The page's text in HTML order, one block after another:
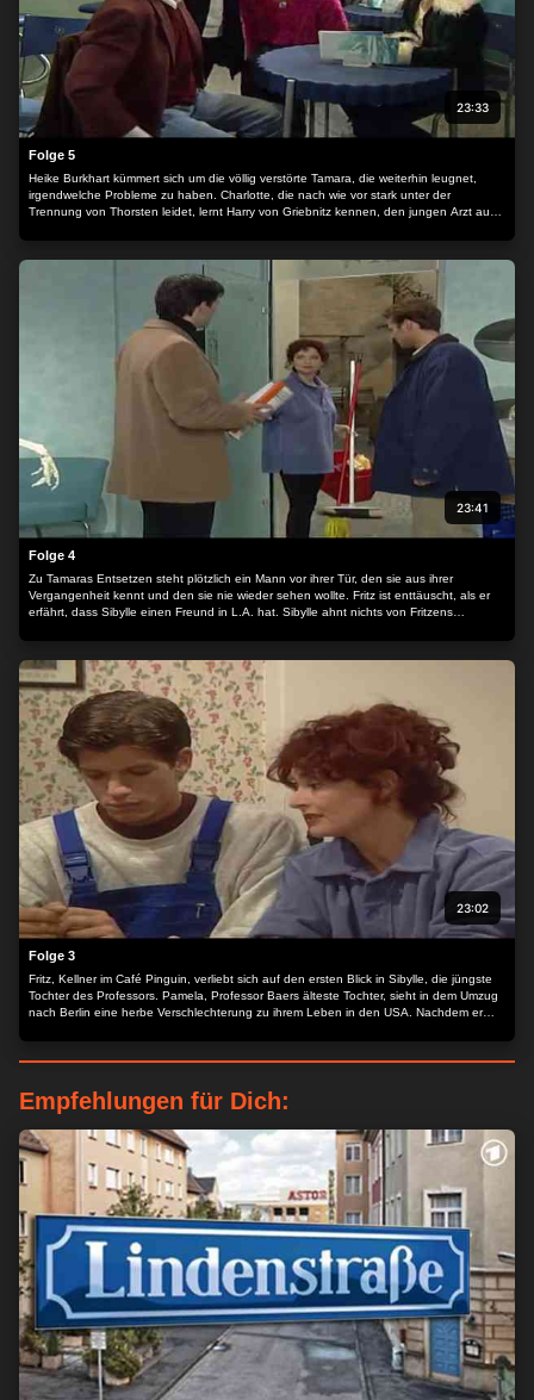
23:33
Folge 5
Heike Burkhart kümmert sich um die völlig verstörte Tamara, die weiterhin leugnet,
irgendwelche Probleme zu haben. Charlotte, die nach wie vor stark unter der
Trennung von Thorsten leidet, lernt Harry von Griebnitz kennen, den jungen Arzt aus
23:41
Folge 4
Zu Tamaras Entsetzen steht plötzlich ein Mann vor ihrer Tür, den sie aus ihrer
Vergangenheit kennt und den sie nie wieder sehen wollte. Fritz ist enttäuscht, als er
erfährt, dass Sibylle einen Freund in L.A. hat. Sibylle ahnt nichts von Fritzens
Unterlass am neuen Zuhause herumnörgelt.
23:02
Folge 3
Fritz, Kellner im Café Pinguin, verliebt sich auf den ersten Blick in Sibylle, die jüngste
Tochter des Professors. Pamela, Professor Baers älteste Tochter, sieht in dem Umzug
nach Berlin eine herbe Verschlechterung zu ihrem Leben in den USA. Nachdem er
Charlotte entschieden hat, trainiert Thorsten wie ein Besessener.
Empfehlungen für Dich: